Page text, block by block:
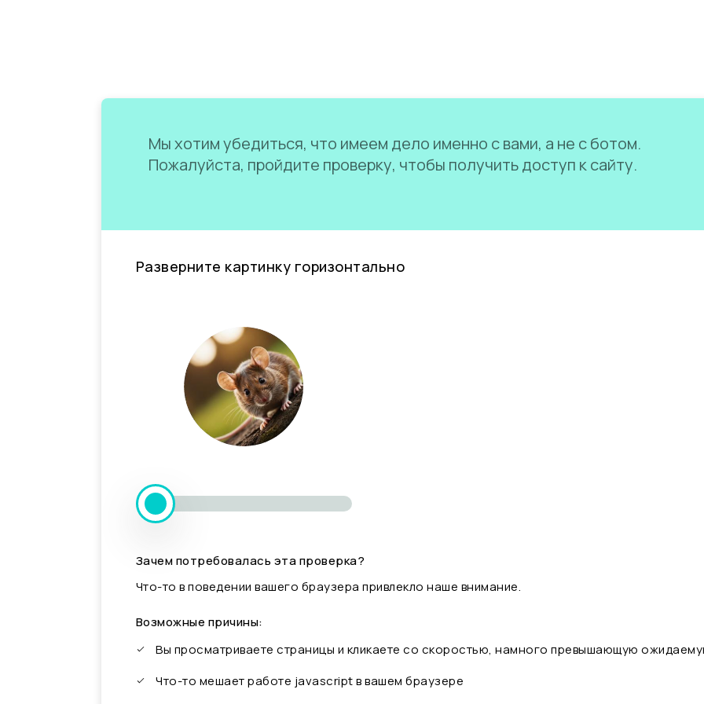
Мы хотим убедиться, что имеем дело именно с вами, а не с ботом.
Пожалуйста, пройдите проверку, чтобы получить доступ к сайту.
Разверните картинку горизонтально
Зачем потребовалась эта проверка?
Что-то в поведении вашего браузера привлекло наше внимание.
Возможные причины:
Вы просматриваете страницы и кликаете со скоростью, намного превышающую
Что-то мешает работе javascript в вашем браузере